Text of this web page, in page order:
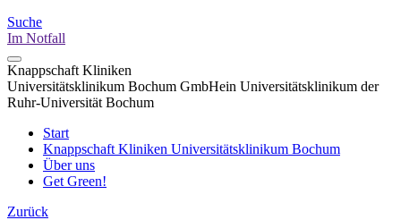
Suche
Im Notfall
Knappschaft Kliniken
Universitätsklinikum Bochum GmbHein Universitätsklinikum der
Ruhr-Universität Bochum
Start
Knappschaft Kliniken Universitätsklinikum Bochum
Über uns
Get Green!
Zurück